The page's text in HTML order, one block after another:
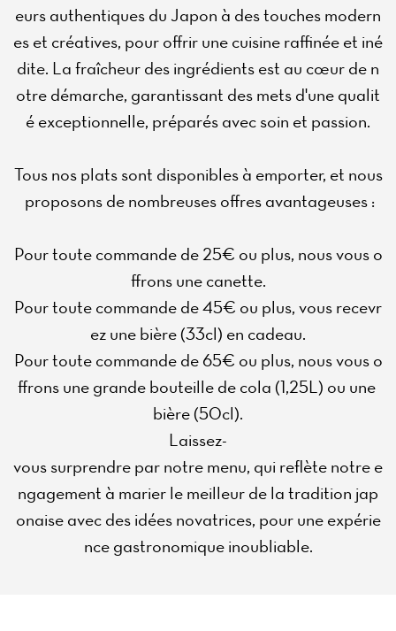
eurs authentiques du Japon à des touches modern
es et créatives, pour offrir une cuisine raffinée et iné
dite. La fraîcheur des ingrédients est au cœur de n
otre démarche, garantissant des mets d'une qualit
é exceptionnelle, préparés avec soin et passion.
Tous nos plats sont disponibles à emporter, et nous
proposons de nombreuses offres avantageuses :
Pour toute commande de 25€ ou plus, nous vous o
ffrons une canette.
Pour toute commande de 45€ ou plus, vous recevr
ez une bière (33cl) en cadeau.
Pour toute commande de 65€ ou plus, nous vous o
ffrons une grande bouteille de cola (1,25L) ou une
bière (50cl).
Laissez-
vous surprendre par notre menu, qui reflète notre e
ngagement à marier le meilleur de la tradition jap
onaise avec des idées novatrices, pour une expérie
nce gastronomique inoubliable.
Home